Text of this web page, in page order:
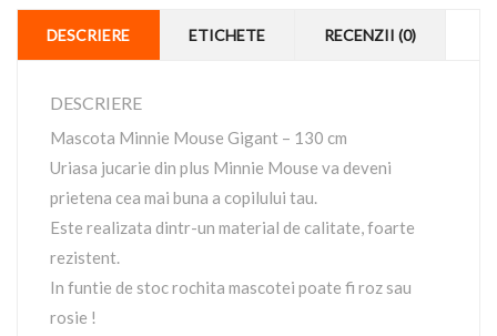
DESCRIERE ETICHETE RECENZII (0)
DESCRIERE
Mascota Minnie Mouse Gigant – 130 cm
Uriasa jucarie din plus Minnie Mouse va deveni
prietena cea mai buna a copilului tau.
Este realizata dintr-un material de calitate, foarte
rezistent.
In funtie de stoc rochita mascotei poate fi roz sau
rosie !